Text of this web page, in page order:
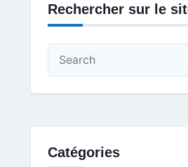
Rechercher sur le
Catégories